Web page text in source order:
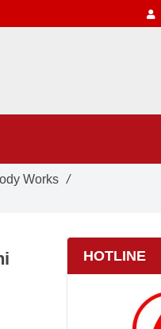
HOTLINE
Works /